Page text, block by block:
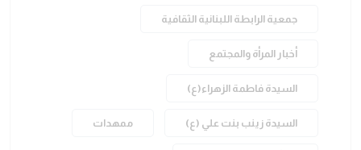
جمعية الرابطة اللبنانية الثقافية
أخبار المرأة والمجتمع
السيدة فاطمة الزهراء(ع)
السيدة زينب بنت علي (ع) ممهدات